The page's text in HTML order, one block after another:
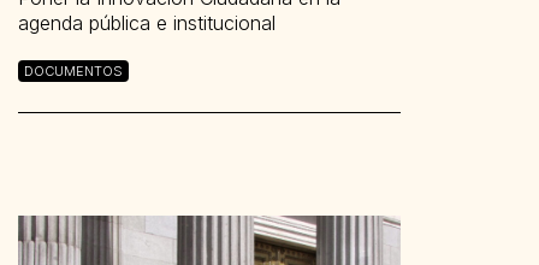
agenda pública e institucional
DOCUMENTOS